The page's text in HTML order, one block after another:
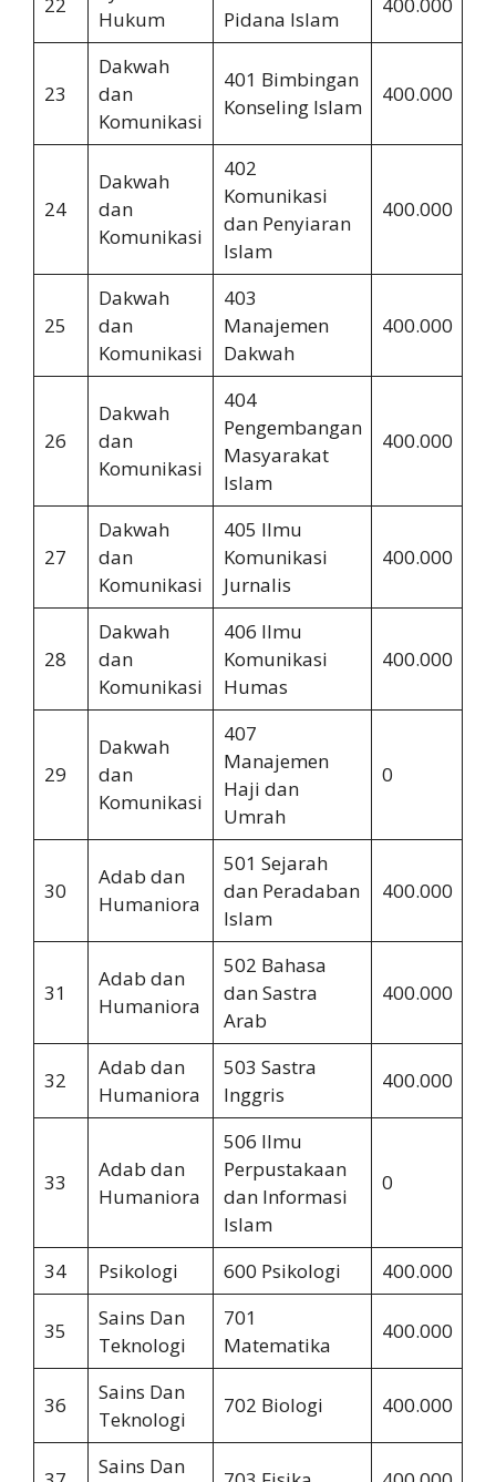
Hukum
Pidana Islam
23
Dakwah
dan
Komunikasi
401 Bimbingan
Konseling Islam
400.000
24
Dakwah
dan
Komunikasi
402
Komunikasi
dan Penyiaran
Islam
400.000
25
Dakwah
dan
Komunikasi
403
Manajemen
Dakwah
400.000
26
Dakwah
dan
Komunikasi
404
Pengembangan
Masyarakat
Islam
400.000
27
Dakwah
dan
Komunikasi
405 Ilmu
Komunikasi
Jurnalis
400.000
28
Dakwah
dan
Komunikasi
406 Ilmu
Komunikasi
Humas
400.000
29
Dakwah
dan
Komunikasi
407
Manajemen
Haji dan
Umrah
0
30
Adab dan
Humaniora
501 Sejarah
dan Peradaban
Islam
400.000
31
Adab dan
Humaniora
502 Bahasa
dan Sastra
Arab
400.000
32
Adab dan
Humaniora
503 Sastra
Inggris
400.000
33
Adab dan
Humaniora
506 Ilmu
Perpustakaan
dan Informasi
Islam
0
34 Psikologi 600 Psikologi 400.000
35
Sains Dan
Teknologi
701
Matematika
400.000
36
Sains Dan
Teknologi
702 Biologi 400.000
Sains Dan